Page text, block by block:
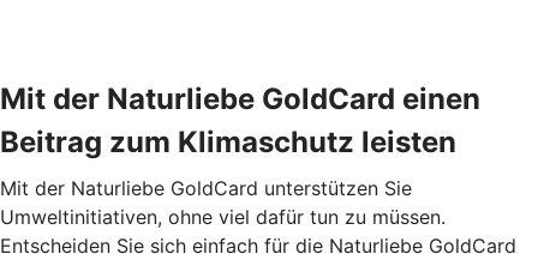
Mit der Naturliebe GoldCard einen
Beitrag zum Klimaschutz leisten
Mit der Naturliebe GoldCard unterstützen Sie
Umweltinitiativen, ohne viel dafür tun zu müssen.
Entscheiden Sie sich einfach für die Naturliebe GoldCard